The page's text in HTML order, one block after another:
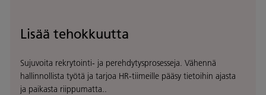
Lisää tehokkuutta
Sujuvoita rekrytointi- ja perehdytysprosesseja. Vähennä
hallinnollista työtä ja tarjoa HR-tiimeille pääsy tietoihin ajasta
ja paikasta riippumatta..